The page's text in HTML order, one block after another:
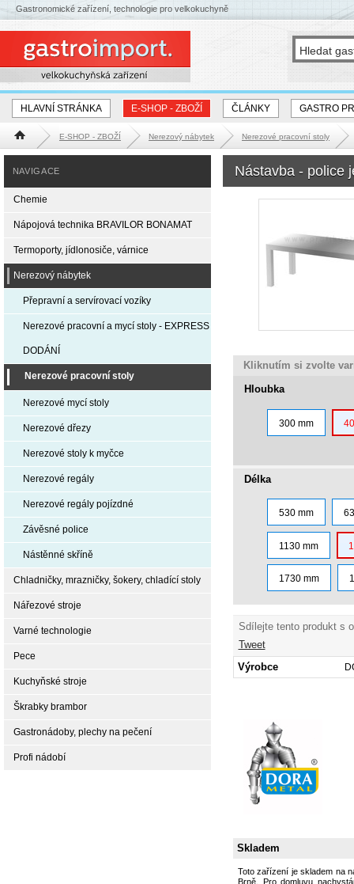
HLAVNÍ STRÁNKA E-SHOP - ZBOŽÍ ČLÁNKY GASTRO
Hlavní stránka E-SHOP - ZBOŽÍ Nerezový nábytek Nerezové pracovní stoly
Nástavba - police
Kliknutím si zvolte
Hloubka
300 mm
Délka
530 mm
1130 mm
1730 mm
Sdílejte tento produkt s
Tweet
Výrobce
Skladem
Toto zařízení je skladem na
Brně. Pro domluvu
NAVIGACE
Chemie
Nápojová technika BRAVILOR BONAMAT
Termoporty, jídlonosiče, várnice
Nerezový nábytek
Přepravní a servírovací vozíky
Nerezové pracovní a mycí stoly - EXPRESS
DODÁNÍ
Nerezové pracovní stoly
Nerezové mycí stoly
Nerezové dřezy
Nerezové stoly k myčce
Nerezové regály
Nerezové regály pojízdné
Závěsné police
Nástěnné skříně
Chladničky, mrazničky, šokery, chladící stoly
Nářezové stroje
Varné technologie
Pece
Kuchyňské stroje
Škrabky brambor
Gastronádoby, plechy na pečení
Profi nádobí
Gastronomické zařízení, technologie pro velkokuchyně